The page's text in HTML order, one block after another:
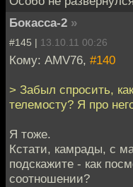
Бокасса-2 »
#145 | 13.10.11 00:26
Кому: AMV76, #140
> Забыл спросить,
телемосту? Я про
Я тоже.
Кстати, камрады, с
подскажите - как
соотношении?